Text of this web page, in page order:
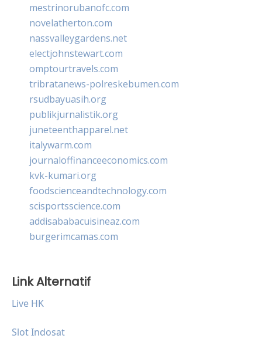
mestrinorubanofc.com
novelatherton.com
nassvalleygardens.net
electjohnstewart.com
omptourtravels.com
tribratanews-polreskebumen.com
rsudbayuasih.org
publikjurnalistik.org
juneteenthapparel.net
italywarm.com
journaloffinanceeconomics.com
kvk-kumari.org
foodscienceandtechnology.com
scisportsscience.com
addisababacuisineaz.com
burgerimcamas.com
Link Alternatif
Live HK
Slot Indosat